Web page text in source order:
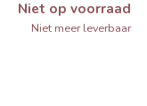
Niet op voorraad
Niet meer leverbaar